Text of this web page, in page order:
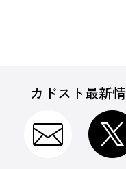
カドスト最新